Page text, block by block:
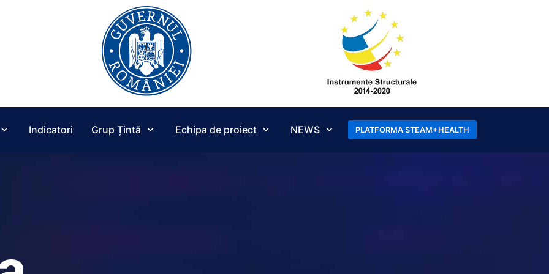
Indicatori Grup Țintă Echipa de proiect NEWS PLATFORMA STEAM+HEALTH